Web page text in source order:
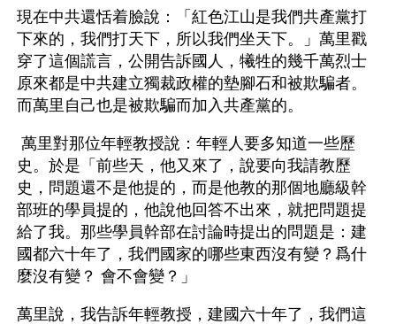
現在中共還恬着臉說：「紅色江山是我們共產黨打
下來的，我們打天下，所以我們坐天下。」萬里戳
穿了這個謊言，公開告訴國人，犧牲的幾千萬烈士
原來都是中共建立獨裁政權的墊腳石和被欺騙者。
而萬里自己也是被欺騙而加入共產黨的。
史。於是「前些天，他又來了，說要向我請教歷
史，問題還不是他提的，而是他教的那個地廳級幹
部班的學員提的，他說他回答不出來，就把問題提
給了我。那些學員幹部在討論時提出的問題是：建
國都六十年了，我們國家的哪些東西沒有變？爲什
麼沒有變？ 會不會變？」
萬里說，我告訴年輕教授，建國六十年了，我們這